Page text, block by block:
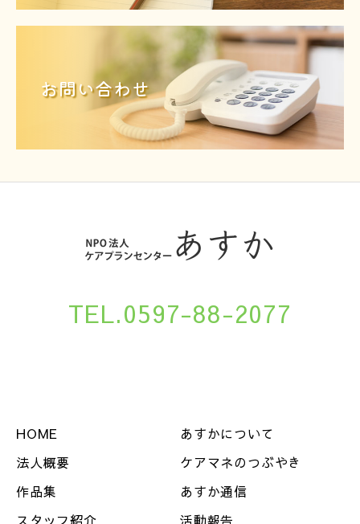
お問い合わせ
TEL.0597-88-2077
HOME
あすかについて
法人概要
ケアマネのつぶやき
作品集
あすか通信
スタッフ紹介
活動報告